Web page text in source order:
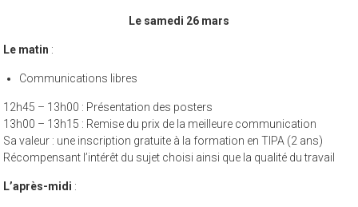
Le samedi 26 mars
Le matin :
Communications libres
12h45 – 13h00 : Présentation des posters
13h00 – 13h15 : Remise du prix de la meilleure communication
Sa valeur : une inscription gratuite à la formation en TIPA (2 ans)
Récompensant l’intérêt du sujet choisi ainsi que la qualité du travail
L’après-midi :